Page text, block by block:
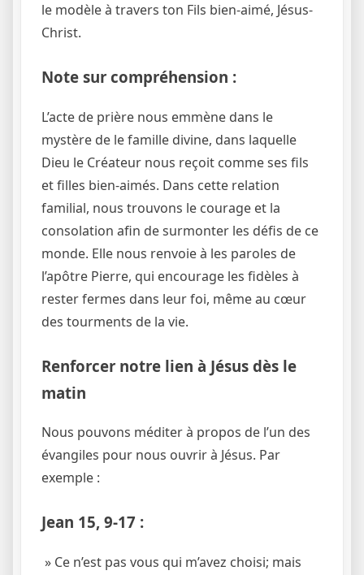
le modèle à travers ton Fils bien-aimé, Jésus-
Christ.
Note sur compréhension :
L’acte de prière nous emmène dans le
mystère de le famille divine, dans laquelle
Dieu le Créateur nous reçoit comme ses fils
et filles bien-aimés. Dans cette relation
familial, nous trouvons le courage et la
consolation afin de surmonter les défis de ce
monde. Elle nous renvoie à les paroles de
l’apôtre Pierre, qui encourage les fidèles à
rester fermes dans leur foi, même au cœur
des tourments de la vie.
Renforcer notre lien à Jésus dès le
matin
Nous pouvons méditer à propos de l’un des
évangiles pour nous ouvrir à Jésus. Par
exemple :
Jean 15, 9-17 :
» Ce n’est pas vous qui m’avez choisi; mais